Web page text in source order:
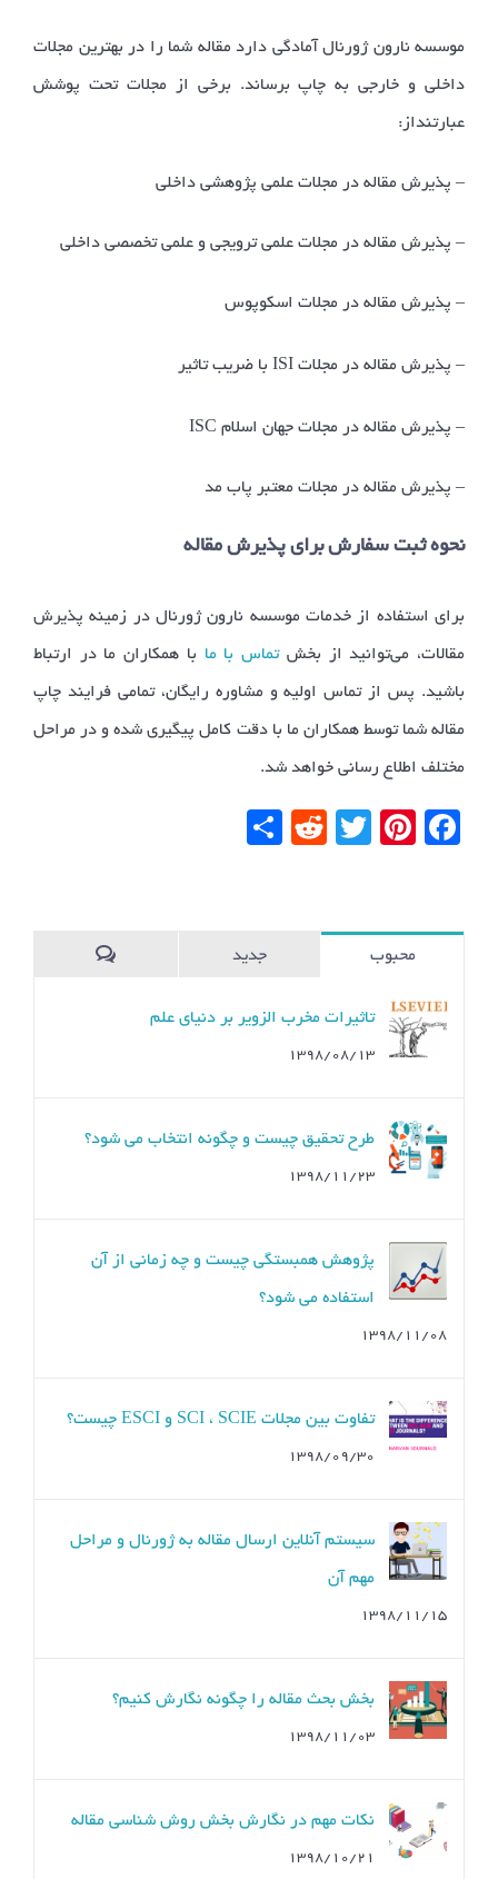
موسسه نارون ژورنال آمادگی دارد مقاله شما را در بهترین مجلات
داخلی و خارجی به چاپ برساند. برخی از مجلات تحت پوشش
عبارتنداز:
– پذیرش مقاله در مجلات علمی پژوهشی داخلی
– پذیرش مقاله در مجلات علمی ترویجی و علمی تخصصی داخلی
– پذیرش مقاله در مجلات اسکوپوس
– پذیرش مقاله در مجلات ISI با ضریب تاثیر
– پذیرش مقاله در مجلات جهان اسلام ISC
– پذیرش مقاله در مجلات معتبر پاب مد
نحوه ثبت سفارش برای پذیرش مقاله
برای استفاده از خدمات موسسه نارون ژورنال در زمینه پذیرش
مقالات، می‌توانید از بخشتماس با ما با همکاران ما در ارتباط
باشید. پس از تماس اولیه و مشاوره رایگان، تمامی فرایند چاپ
مقاله شما توسط همکاران ما با دقت کامل پیگیری شده و در مراحل
مختلف اطلاع رسانی خواهد شد.
Facebook
Pinterest
Twitter
Reddit
محبوب جدید
تاثیرات مخرب الزویر بر دنیای علم
۱۳۹۸/۰۸/۱۳
طرح تحقیق چیست و چگونه انتخاب می شود؟
۱۳۹۸/۱۱/۲۳
پژوهش همبستگی چیست و چه زمانی از آن
استفاده می شود؟
۱۳۹۸/۱۱/۰۸
تفاوت بین مجلات SCI ، SCIE و ESCI چیست؟
۱۳۹۸/۰۹/۳۰
سیستم آنلاین ارسال مقاله به ژورنال و مراحل
مهم آن
۱۳۹۸/۱۱/۱۵
بخش بحث مقاله را چگونه نگارش کنیم؟
۱۳۹۸/۱۱/۰۳
نکات مهم در نگارش بخش روش شناسی مقاله
۱۳۹۸/۱۰/۲۱